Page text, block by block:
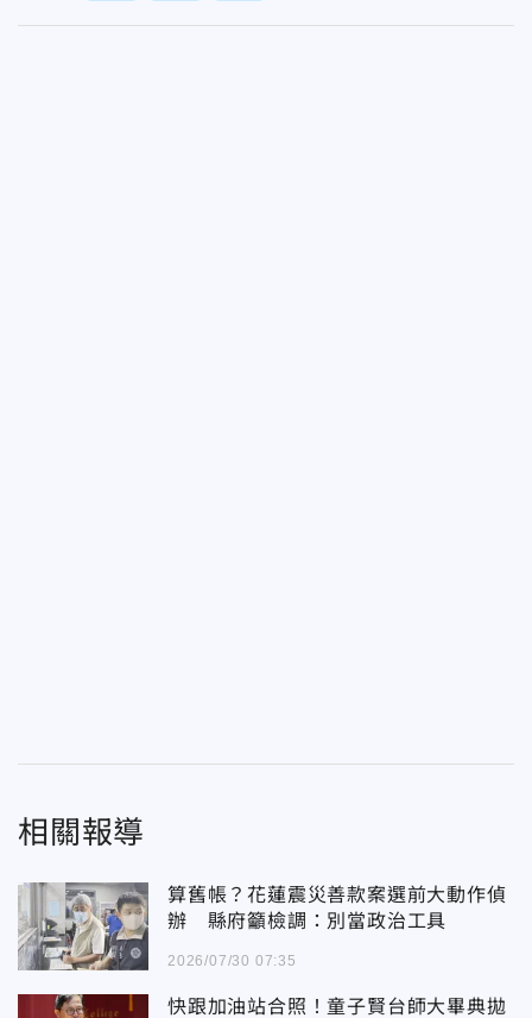
相關報導
算舊帳？花蓮震災善款案選前大動作偵
辦 縣府籲檢調：別當政治工具
2026/07/30 07:35
快跟加油站合照！童子賢台師大畢典拋